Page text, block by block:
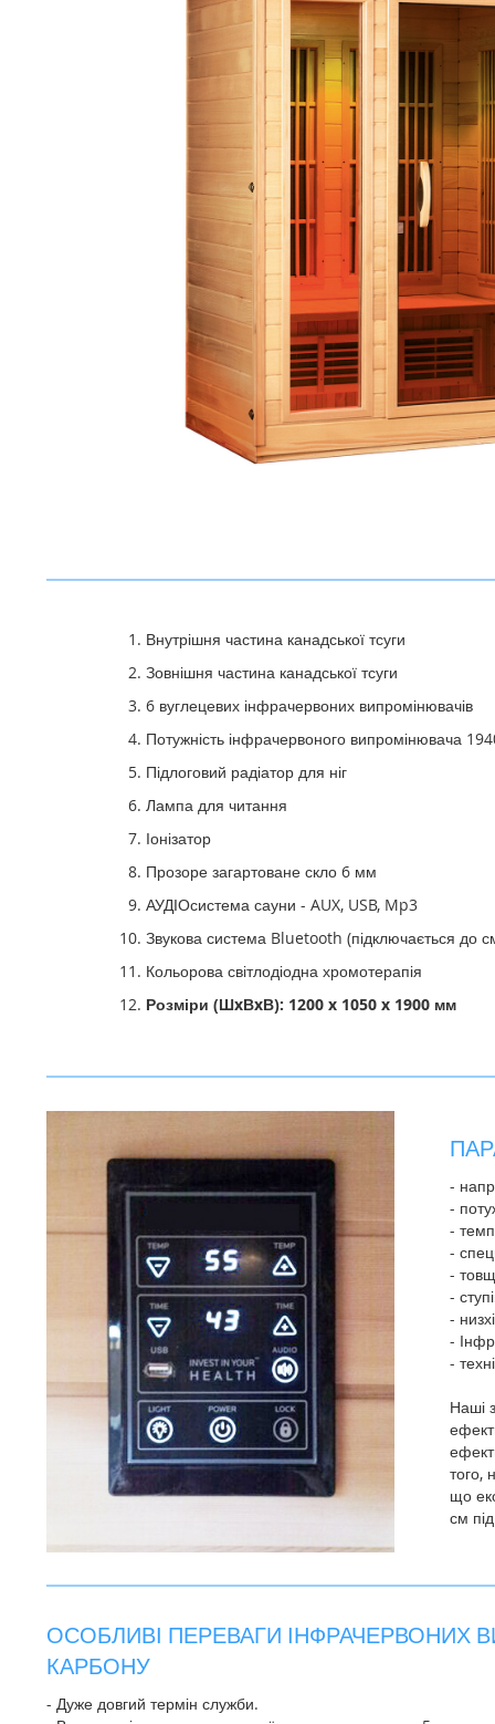
Внутрішня частина канадської тсуги
Зовнішня частина канадської тсуги
6 вуглецевих інфрачервоних випромінювачів
Потужність інфрачервоного випромінювача
Підлоговий радіатор для ніг
Лампа для читання
Іонізатор
Прозоре загартоване скло 6 мм
АУДІОсистема сауни - AUX, USB, Mp3
Звукова система Bluetooth (підключається до
Кольорова світлодіодна хромотерапія
Розміри (ШxВxВ): 1200 x 1050 x 1900 мм
-
-
-
-
-
-
-
-
-
Наші
того,
що
см
ОСОБЛИВІ ПЕРЕВАГИ ІНФРАЧЕРВОНИХ
КАРБОНУ
- Дуже довгий термін служби.